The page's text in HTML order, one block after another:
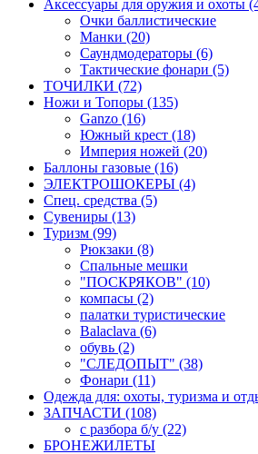
Аксессуары для оружия и охоты
Очки баллистические
Манки (20)
Саундмодераторы (6)
Тактические фонари (5)
ТОЧИЛКИ (72)
Ножи и Топоры (135)
Ganzo (16)
Южный крест (18)
Империя ножей (20)
Баллоны газовые (16)
ЭЛЕКТРОШОКЕРЫ (4)
Спец. средства (5)
Сувениры (13)
Туризм (99)
Рюкзаки (8)
Спальные мешки
"ПОСКРЯКОВ" (10)
компасы (2)
палатки туристические
Balaclava (6)
обувь (2)
"СЛЕДОПЫТ" (38)
Фонари (11)
Одежда для: охоты, туризма и
ЗАПЧАСТИ (108)
с разбора б/у (22)
БРОНЕЖИЛЕТЫ